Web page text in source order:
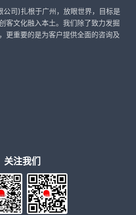
公司)扎根于广州，放眼世界，目标是
客文化融入本土。我们除了致力发掘
更重要的是为客户提供全面的咨询及
关注我们